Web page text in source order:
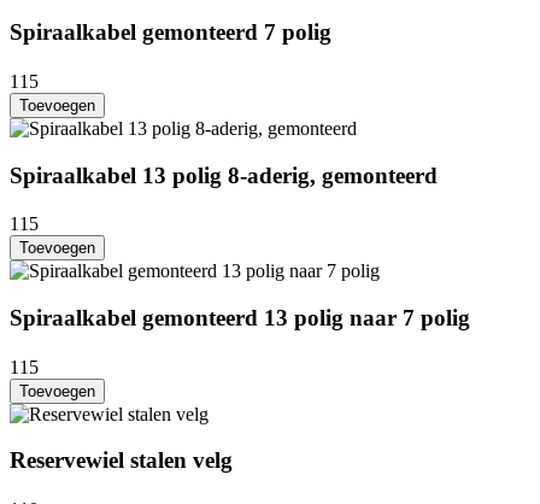
Spiraalkabel gemonteerd 7 polig
115
Toevoegen
Spiraalkabel 13 polig 8-aderig, gemonteerd
115
Toevoegen
Spiraalkabel gemonteerd 13 polig naar 7 polig
115
Toevoegen
Reservewiel stalen velg